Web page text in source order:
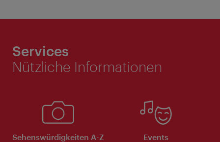
Services
Nützliche Informationen
Sehenswürdigkeiten A-Z Events